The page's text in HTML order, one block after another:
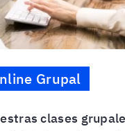
Grupal
clases